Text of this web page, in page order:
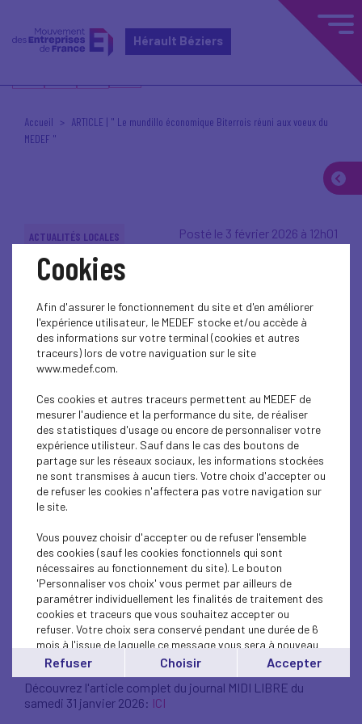
Hérault Béziers
Accueil
ARTICLE | " Le mundillo économique Biterrois réuni aux voeux du
MEDEF "
ACTUALITÉS LOCALES Posté le 3 février 2026 à 12h01
ARTICLE | " Le mundillo
économique Biterrois
réuni aux voeux du
MEDEF "
Découvrez l'article complet du journal MIDI LIBRE du
samedi 31 janvier 2026: ICI
Cookies
Afin d'assurer le fonctionnement du site et d'en améliorer
l'expérience utilisateur, le MEDEF stocke et/ou accède à
des informations sur votre terminal (cookies et autres
traceurs) lors de votre naviguation sur le site
www.medef.com.
Ces cookies et autres traceurs permettent au MEDEF de
mesurer l'audience et la performance du site, de réaliser
des statistiques d'usage ou encore de personnaliser votre
expérience utilisteur. Sauf dans le cas des boutons de
partage sur les réseaux sociaux, les informations stockées
ne sont transmises à aucun tiers. Votre choix d'accepter ou
de refuser les cookies n'affectera pas votre navigation sur
le site.
Vous pouvez choisir d'accepter ou de refuser l'ensemble
des cookies (sauf les cookies fonctionnels qui sont
nécessaires au fonctionnement du site). Le bouton
'Personnaliser vos choix' vous permet par ailleurs de
paramétrer individuellement les finalités de traitement des
cookies et traceurs que vous souhaitez accepter ou
refuser. Votre choix sera conservé pendant une durée de 6
mois à l'issue de laquelle ce message vous sera à nouveau
affiché..
Vous pouvez modifier votre choix à tout moment en
cliquant sur le lien 'cookies'en bas de page.
Refuser Choisir Accepter